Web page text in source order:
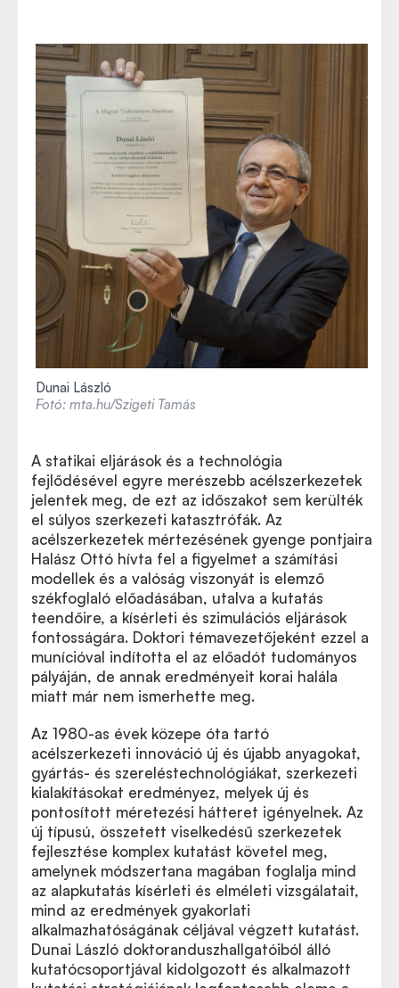
Dunai László
Fotó: mta.hu/Szigeti Tamás
Képgaléria a székfoglaló előadásról
A statikai eljárások és a technológia
fejlődésével egyre merészebb acélszerkezetek
jelentek meg, de ezt az időszakot sem kerülték
el súlyos szerkezeti katasztrófák. Az
acélszerkezetek mértezésének gyenge pontjaira
Halász Ottó hívta fel a figyelmet a számítási
modellek és a valóság viszonyát is elemző
székfoglaló előadásában, utalva a kutatás
teendőire, a kísérleti és szimulációs eljárások
fontosságára. Doktori témavezetőjeként ezzel a
munícióval indította el az előadót tudományos
pályáján, de annak eredményeit korai halála
miatt már nem ismerhette meg.
Az 1980-as évek közepe óta tartó
acélszerkezeti innováció új és újabb anyagokat,
gyártás- és szereléstechnológiákat, szerkezeti
kialakításokat eredményez, melyek új és
pontosított méretezési hátteret igényelnek. Az
új típusú, összetett viselkedésű szerkezetek
fejlesztése komplex kutatást követel meg,
amelynek módszertana magában foglalja mind
az alapkutatás kísérleti és elméleti vizsgálatait,
mind az eredmények gyakorlati
alkalmazhatóságának céljával végzett kutatást.
Dunai László doktoranduszhallgatóiból álló
kutatócsoportjával kidolgozott és alkalmazott